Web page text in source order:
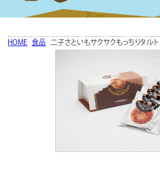
HOME 食品 二子さといもサクサクもっちりタルト